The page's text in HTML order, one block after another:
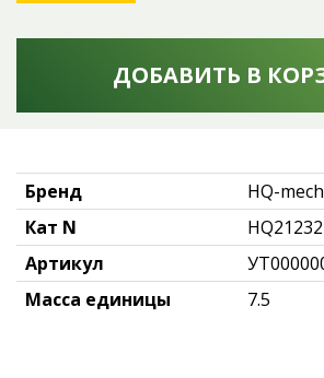
ДОБАВИТЬ В
Бренд
HQ-mech
Кат N
Артикул
Масса единицы
7.5